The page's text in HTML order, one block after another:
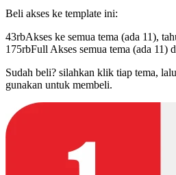
Beli akses ke template ini:
43rbAkses ke semua tema (ada 11),
175rbFull Akses semua tema (ada 11)
Sudah beli? silahkan klik tiap tema,
gunakan untuk membeli.